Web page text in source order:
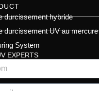
durcissement hybride
durcissement UV au mercure
System
EXPERTS